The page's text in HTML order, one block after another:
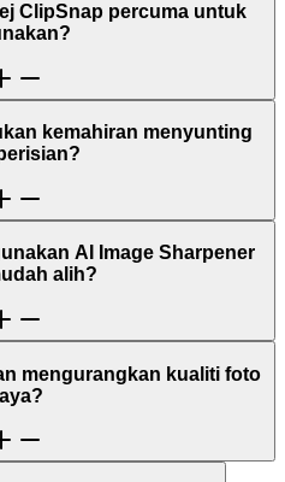
ClipSnap percuma untuk
kemahiran menyunting
AI Image Sharpener
alih?
mengurangkan kualiti foto